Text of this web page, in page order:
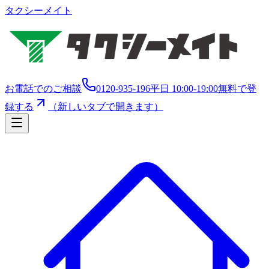
タクシーメイト
お電話でのご相談 0120-935-196平日 10:00-19:00無料で登
録する
（新しいタブで開きます）